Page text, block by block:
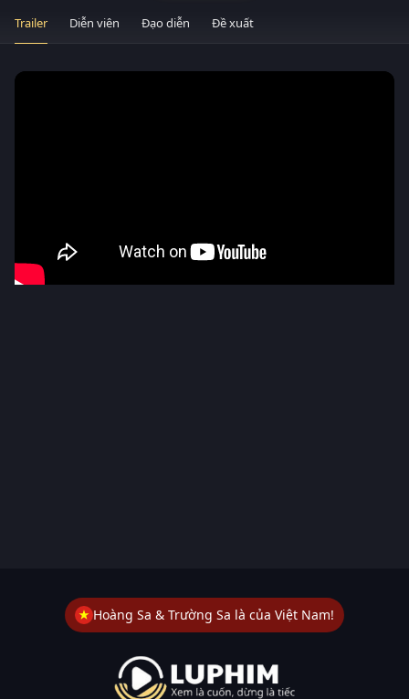
Trailer Diễn viên Đạo diễn Đề xuất
Hoàng Sa & Trường Sa là của Việt Nam!